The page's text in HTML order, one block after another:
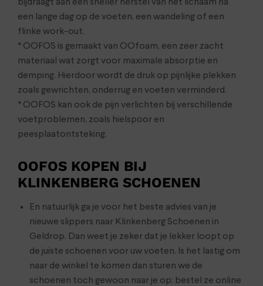
bijdraagt aan een sneller herstel van het lichaam na
een lange dag op de voeten, een wandeling of een
flinke work-out.
* OOFOS is gemaakt van OOfoam, een zeer zacht
materiaal wat zorgt voor maximale absorptie en
demping. Hierdoor wordt de druk op pijnlijke plekken
zoals gewrichten, onderrug en voeten verminderd.
* OOFOS kan ook de pijn verlichten bij verschillende
voetproblemen, zoals hielspoor en
peesplaatontsteking.
OOFOS KOPEN BIJ
KLINKENBERG SCHOENEN
En natuurlijk ga je voor het beste advies van je
nieuwe slippers naar Klinkenberg Schoenen in
Geldrop. Dan weet je zeker dat je lekker loopt op
de juiste schoenen voor uw voeten. Is het lastig om
naar de winkel te komen dan sturen we de
schoenen toch gewoon naar je op: bestel ze online